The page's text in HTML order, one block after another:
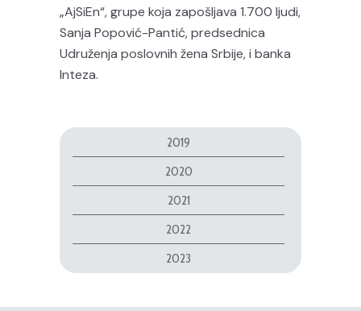
„AjSiEn“, grupe koja zapošljava 1.700 ljudi,
Sanja Popović-Pantić, predsednica
Udruženja poslovnih žena Srbije, i banka
Inteza.
2019
2020
2021
2022
2023